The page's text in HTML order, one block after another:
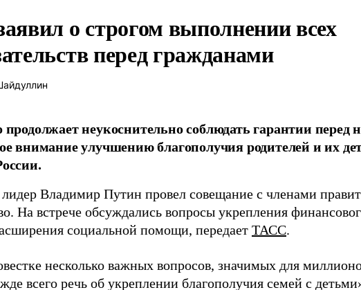
о строгом выполнении всех
перед гражданами
продолжает неукоснительно соблюдать гарантии перед
внимание улучшению благополучия родителей и их
Владимир Путин провел совещание с членами
На встрече обсуждались вопросы укрепления
социальной помощи, передает ТАСС.
несколько важных вопросов, значимых для
всего речь об укреплении благополучия семей с